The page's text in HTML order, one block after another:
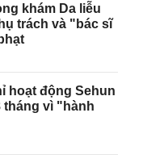
khám Da liễu
trách và "bác sĩ
hoạt động Sehun
tháng vì "hành